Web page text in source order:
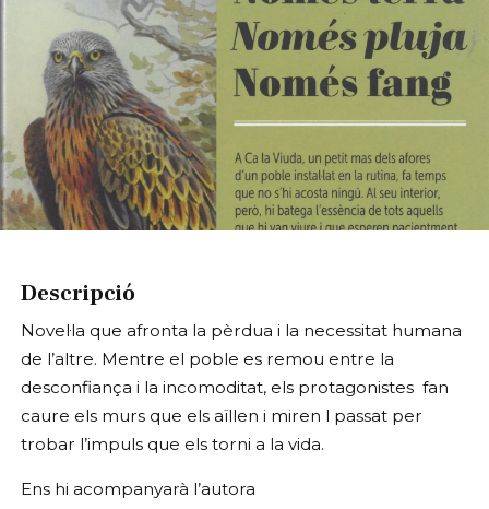
Descripció
Novel·la que afronta la pèrdua i la necessitat humana
de l’altre. Mentre el poble es remou entre la
desconfiança i la incomoditat, els protagonistes fan
caure els murs que els aïllen i miren l passat per
trobar l’impuls que els torni a la vida.
Ens hi acompanyarà l’autora